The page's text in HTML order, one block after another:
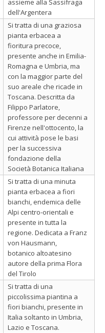
assieme alla Sassifraga
dell'Argentera
Si tratta di una graziosa
pianta erbacea a
fioritura precoce,
presente anche in Emilia-
Romagna e Umbria, ma
con la maggior parte del
suo areale che ricade in
Toscana. Descritta da
Filippo Parlatore,
professore per decenni a
Firenze nell'ottocento, la
cui attività pose le basi
per la successiva
fondazione della
Società Botanica Italiana
Si tratta di una minuta
pianta erbacea a fiori
bianchi, endemica delle
Alpi centro-orientali e
presente in tutta la
regione. Dedicata a Franz
von Hausmann,
botanico altoatesino
autore della prima Flora
del Tirolo
Si tratta di una
piccolissima piantina a
fiori bianchi, presente in
Italia soltanto in Umbria,
Lazio e Toscana.